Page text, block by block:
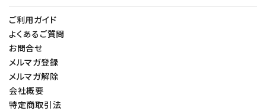
ご利用ガイド
よくあるご質問
お問合せ
メルマガ登録
メルマガ解除
会社概要
特定商取引法